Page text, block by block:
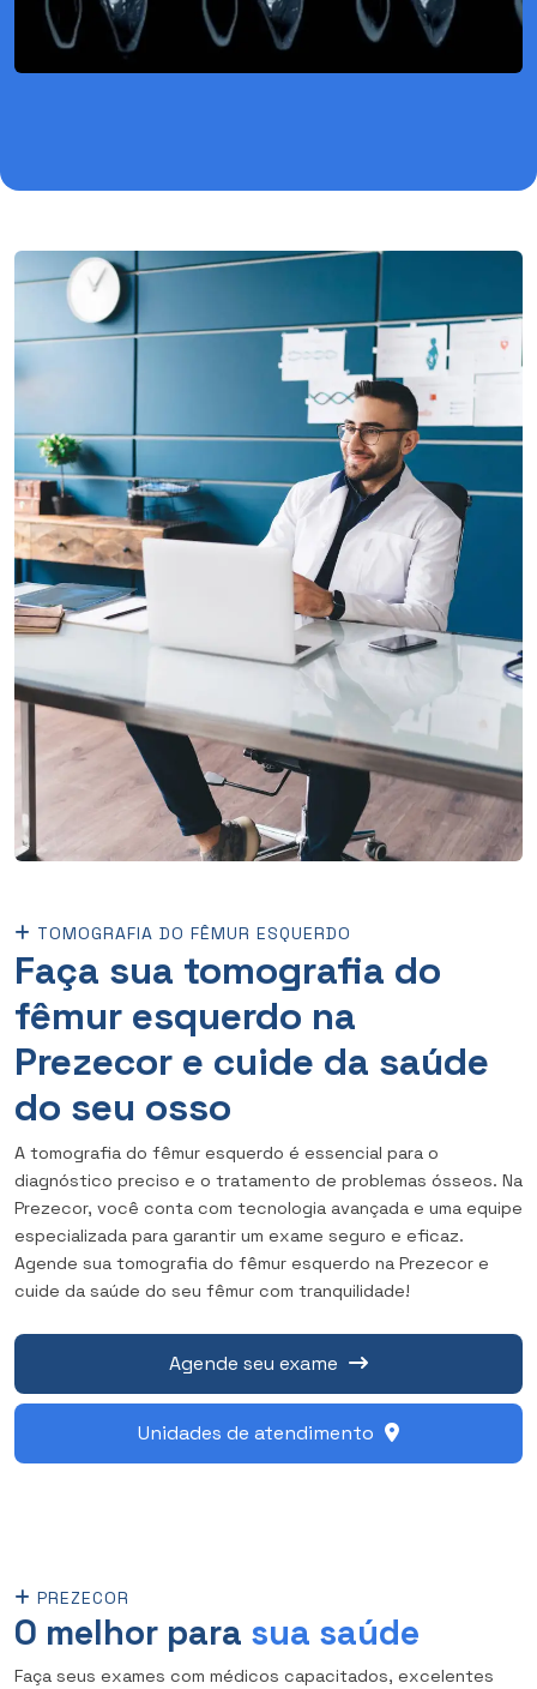
TOMOGRAFIA DO FÊMUR ESQUERDO
Faça sua tomografia do
fêmur esquerdo na
Prezecor e cuide da saúde
do seu osso
A tomografia do fêmur esquerdo é essencial para o
diagnóstico preciso e o tratamento de problemas ósseos. Na
Prezecor, você conta com tecnologia avançada e uma equipe
especializada para garantir um exame seguro e eficaz.
Agende sua tomografia do fêmur esquerdo na Prezecor e
cuide da saúde do seu fêmur com tranquilidade!
Agende seu exame
Unidades de atendimento
PREZECOR
O melhor para sua saúde
Faça seus exames com médicos capacitados, excelentes